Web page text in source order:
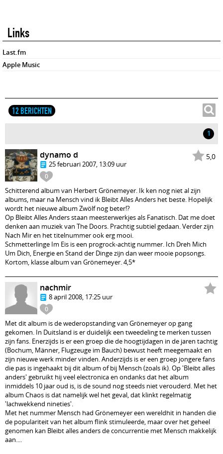
Links
Last.fm
Apple Music
12 BERICHTEN
1
5,0
0
dynamo d
25 februari 2007, 13:09 uur
Schitterend album van Herbert Grönemeyer. Ik ken nog niet al zijn
albums, maar na Mensch vind ik Bleibt Alles Anders het beste. Hopelijk
wordt het nieuwe album Zwölf nog beter!?
Op Bleibt Alles Anders staan meesterwerkjes als Fanatisch. Dat me doet
denken aan muziek van The Doors. Prachtig subtiel gedaan. Verder zijn
Nach Mir en het titelnummer ook erg mooi.
Schmetterlinge Im Eis is een progrock-achtig nummer. Ich Dreh Mich
Um Dich, Energie en Stand der Dinge zijn dan weer mooie popsongs.
Kortom, klasse album van Grönemeyer. 4,5*
0
nachmir
8 april 2008, 17:25 uur
Met dit album is de wederopstanding van Grönemeyer op gang
gekomen. In Duitsland is er duidelijk een tweedeling te merken tussen
zijn fans. Enerzijds is er een groep die de hoogtijdagen in de jaren tachtig
(Bochum, Männer, Flugzeuge im Bauch) bewust heeft meegemaakt en
zijn nieuwe werk minder vinden. Anderzijds is er een groep jongere fans
die pas is ingehaakt bij dit album of bij Mensch (zoals ik). Op 'Bleibt alles
anders' gebruikt hij veel electronica en ondanks dat het album
inmiddels 10 jaar oud is, is de sound nog steeds niet verouderd. Met het
album Chaos is dat namelijk wel het geval, dat klinkt regelmatig
'lachwekkend nineties'.
Met het nummer Mensch had Grönemeyer een wereldhit in handen die
de populariteit van het album flink stimuleerde, maar over het geheel
genomen kan Bleibt alles anders de concurrentie met Mensch makkelijk
aan....